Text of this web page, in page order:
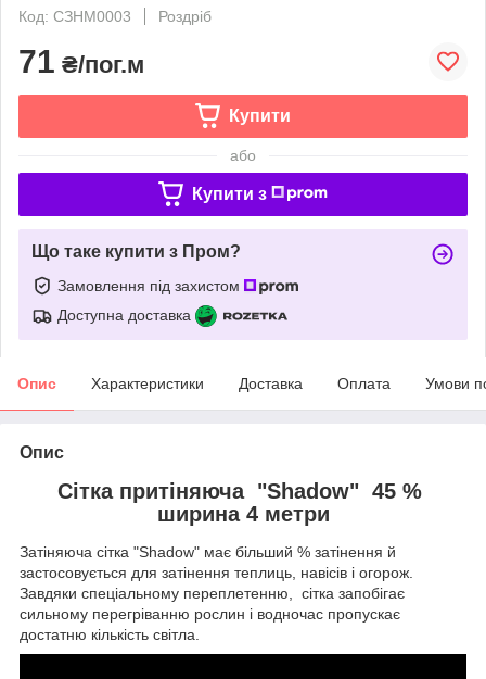
Код: СЗНМ0003
Роздріб
71 ₴/пог.м
Купити
або
Купити з
Що таке купити з Пром?
Замовлення під захистом
Доступна доставка
Опис Характеристики Доставка Оплата Умови
Опис
Сітка притіняюча "Shadow" 45 %
ширина 4 метри
Затіняюча сітка "Shadow" має більший % затінення й
застосовується для затінення теплиць, навісів і огорож.
Завдяки спеціальному переплетенню, сітка запобігає
сильному перегріванню рослин і водночас пропускає
достатню кількість світла.